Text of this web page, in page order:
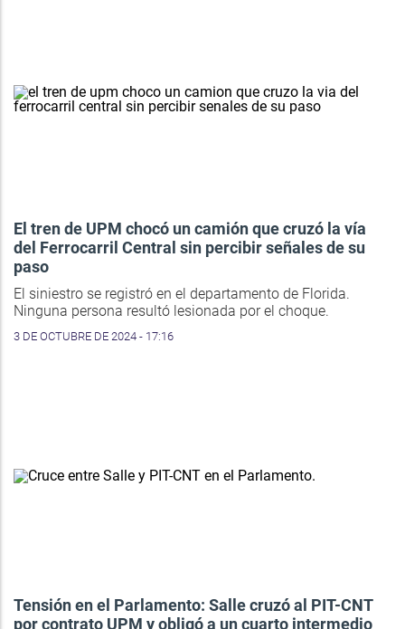
El tren de UPM chocó un camión que cruzó la vía
del Ferrocarril Central sin percibir señales de su
paso
El siniestro se registró en el departamento de Florida.
Ninguna persona resultó lesionada por el choque.
3 DE OCTUBRE DE 2024 - 17:16
Tensión en el Parlamento: Salle cruzó al PIT-CNT
por contrato UPM y obligó a un cuarto intermedio